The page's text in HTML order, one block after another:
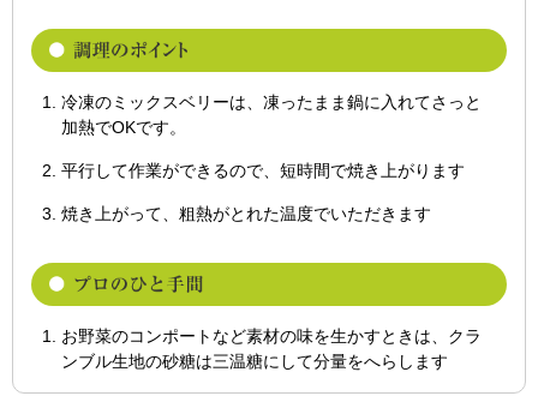
冷凍のミックスベリーは、凍ったまま鍋に入れてさっと
加熱でOKです。
平行して作業ができるので、短時間で焼き上がります
焼き上がって、粗熱がとれた温度でいただきます
お野菜のコンポートなど素材の味を生かすときは、クラ
ンブル生地の砂糖は三温糖にして分量をへらします